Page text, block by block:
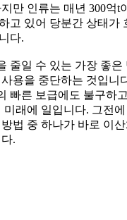
만 인류는 매년 300억t
고 있어 당분간 상태가
다.
줄일 수 있는 가장 좋은
용을 중단하는 것입니
빠른 보급에도 불구하
미래에 일입니다. 그전
법 중 하나가 바로 이
.